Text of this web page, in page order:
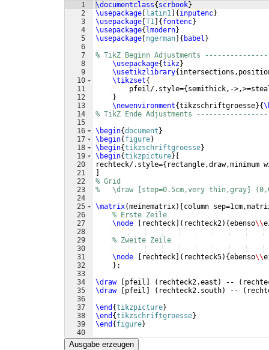
1
2
3
4
5
6
7
8
9
10
11
12
13
14
15
16
17
18
19
20
21
22
23
24
25
26
27
28
29
30
31
32
33
34
35
36
37
38
39
40
41
\documentclass{ scrbook}
\usepackage
latin1 { inputenc}
\usepackage T1 { fontenc}
\usepackage{ lmodern}
\usepackage ngerman { babel }
% TikZ Beginn Adjustments
\usepackage{tikz}
\usetikzlibrary{
\tikzset{
    pfeil/.style=
{ semithick,-
}
\newenvironment{tikzschriftgroesse}{
% TikZ Ende Adjustments
\begin{document }
\begin{ figure}
\begin{tikzschriftgroesse}
\begin{tikzpicture}
rechteck/.style={ rectangle,draw,minimum
% Grid
%   \draw [step=0.5cm,very thin,gray]
\matrix(meinematrix)
column
% Erste Zeile
\node
rechteck ( rechteck2) {ebenso\\
% Zweite Zeile
\node
rechteck ( rechteck5) {ebenso\\
} ;
\draw
pfeil ( rechteck2.east ) -- (
\draw
pfeil ( rechteck2.south) -- (
\end {tikzpicture}
\end {tikzschriftgroesse}
\end { figure}
\end{document
Ausgabe erzeugen